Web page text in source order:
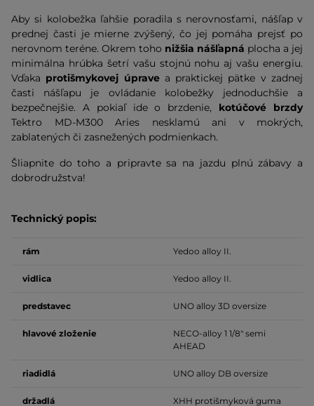
Aby si kolobežka ľahšie poradila s nerovnosťami, nášľap v
prednej časti je mierne zvýšený, čo jej pomáha prejsť po
nerovnom teréne. Okrem toho nižšia nášľapná plocha a jej
minimálna hrúbka šetrí vašu stojnú nohu aj vašu energiu.
Vďaka protišmykovej úprave a praktickej pätke v zadnej
časti nášľapu je ovládanie kolobežky jednoduchšie a
bezpečnejšie. A pokiaľ ide o brzdenie, kotúčové brzdy
Tektro MD-M300 Aries nesklamú ani v mokrých,
zablatených či zasnežených podmienkach.
Šliapnite do toho a pripravte sa na jazdu plnú zábavy a
dobrodružstva!
Technický popis:
rám Yedoo alloy II.
vidlica Yedoo alloy II.
predstavec UNO alloy 3D oversize
hlavové zloženie
NECO-alloy 1 1/8" semi
AHEAD
riadidlá UNO alloy DB oversize
držadlá XHH protišmyková guma